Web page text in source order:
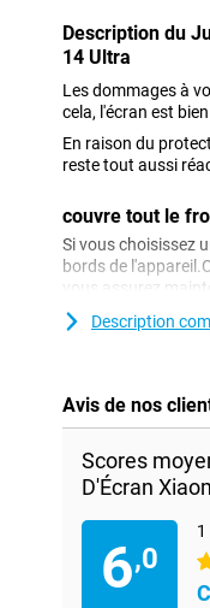
Description du
14 Ultra
Les dommages à
cela, l'écran est
En raison du
reste tout aussi
couvre tout le
Si vous choisissez
bords de
vous assurez
Description
Avis de nos
Scores
D'Écran
6,0
1
3